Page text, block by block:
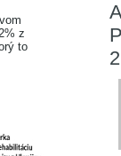
z
to